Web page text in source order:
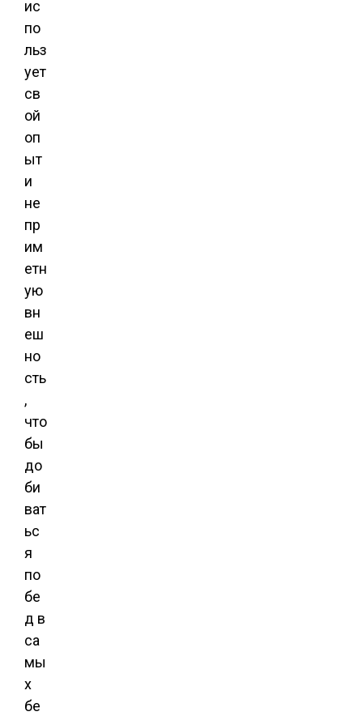
ис
по
льз
ует
св
ой
оп
ыт
и
не
пр
им
етн
ую
вн
еш
но
сть
,
что
бы
до
би
ват
ьс
я
по
бе
д в
са
мы
х
бе